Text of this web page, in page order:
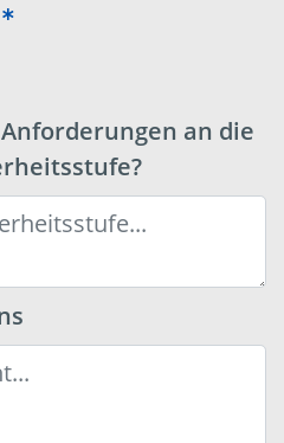
an die